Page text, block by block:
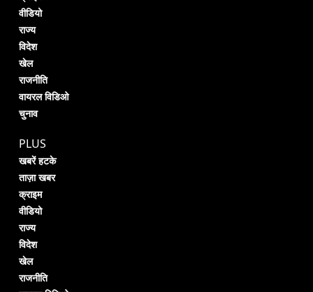
वीडियो
राज्य
विदेश
खेल
राजनीति
वायरल विडिओ
चुनाव
PLUS
खबरें हटके
ताज़ा खबर
क्राइम
वीडियो
राज्य
विदेश
खेल
राजनीति